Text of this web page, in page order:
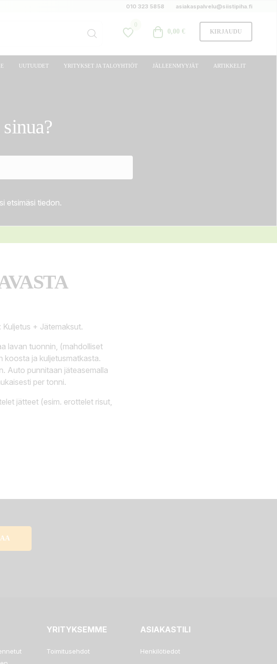
010 323 5858 asiakaspalvelu@siistipiha.fi
0
0,00 € KIRJAUDU
UUTUUDET YRITYKSET JA TALOYHTIÖT JÄLLEENMYYJÄT ARTIKKELIT
etsimäsi tiedon.
+ Jätemaksut.
lavan tuonnin, (mahdolliset
koosta ja kuljetusmatkasta.
Auto punnitaan jäteasemalla
per tonni.
jätteet (esim. erottelet risut,
YRITYKSEMME
Toimitusehdot
ASIAKASTILI
Henkilötiedot